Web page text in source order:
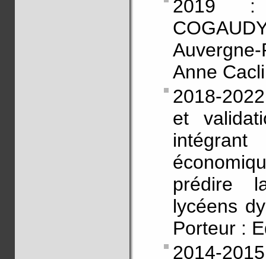
2019 :
Anne
2018-
et
prédire
lycéens
Porteur :
2014-